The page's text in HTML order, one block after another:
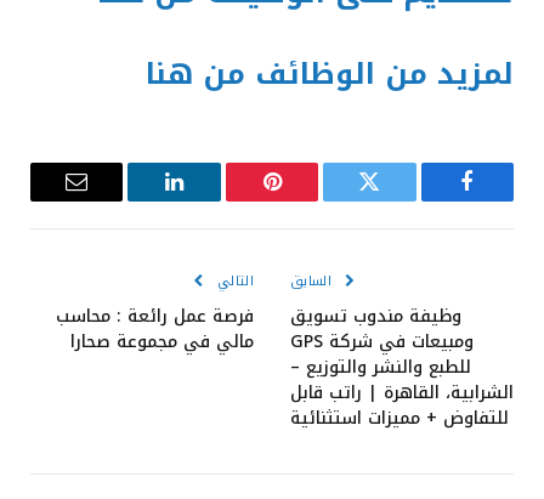
لمزيد من الوظائف من هنا
فيسبوك تويتر بينتيريست لينكدإن
البريد
السابق
وظيفة مندوب تسويق
ومبيعات في شركة GPS
للطبع والنشر والتوزيع –
الشرابية، القاهرة | راتب قابل
للتفاوض + مميزات استثنائية
التالي
فرصة عمل رائعة : محاسب
مالي في مجموعة صحارا